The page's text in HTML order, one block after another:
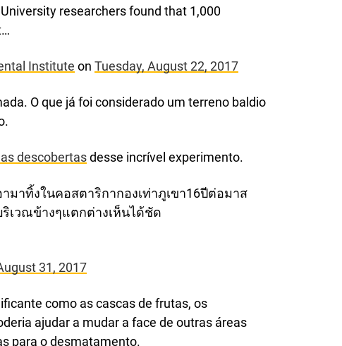
researchers found that 1,000
Institute on Tuesday, August 22, 2017
O que já foi considerado um terreno baldio
descobertasdesse incrível experimento.
มาทิ้งในคอสตาริกากองเท่าภูเขา16ปีต่อมาส
เวณข้างๆแตกต่างเห็นได้ชัด
31, 2017
como as cascas de frutas, os
ajudar a mudar a face de outras áreas
para o desmatamento.